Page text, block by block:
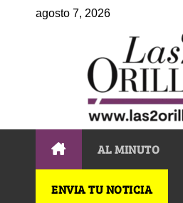
agosto 7, 2026
AL MINUTO
ENVIA TU NOTICIA